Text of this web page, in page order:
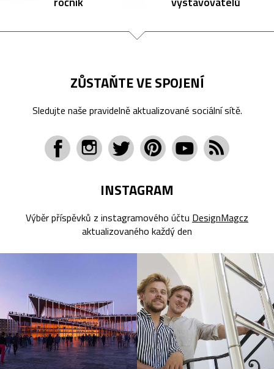
ZŮSTAŇTE VE SPOJENÍ
Sledujte naše pravidelně aktualizované sociální sítě.
INSTAGRAM
Výběr příspěvků z instagramového účtu DesignMagcz
aktualizovaného každý den